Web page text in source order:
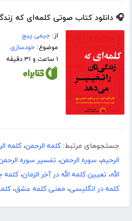
🎧 دانلود کتاب صوتی کلمه‌ای که
از:جیمی پیج
موضوع:خودسازی
۱ ساعت و ۳۱ دقیقه
جستجوهای مرتبط: کلمه الرحمن،کلمه
الرحیم، سوره الرحمن، تفسیر سوره
الله، تعیین کلمه الله در آخر الزمان،کلمه
کلمه در انگلیسی، معنی کلمه عشق،